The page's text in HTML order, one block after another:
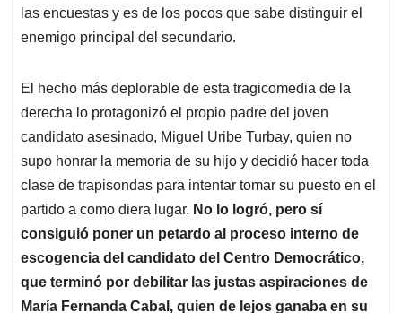
las encuestas y es de los pocos que sabe distinguir el
enemigo principal del secundario.
El hecho más deplorable de esta tragicomedia de la
derecha lo protagonizó el propio padre del joven
candidato asesinado, Miguel Uribe Turbay, quien no
supo honrar la memoria de su hijo y decidió hacer toda
clase de trapisondas para intentar tomar su puesto en el
partido a como diera lugar. No lo logró, pero sí
consiguió poner un petardo al proceso interno de
escogencia del candidato del Centro Democrático,
que terminó por debilitar las justas aspiraciones de
María Fernanda Cabal, quien de lejos ganaba en su